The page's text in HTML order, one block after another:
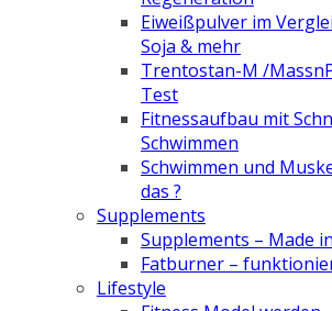
Eiweißpulver im
Soja & mehr
Trentostan-M /
Test
Fitnessaufbau mit
Schwimmen
Schwimmen und
das ?
Supplements
Supplements – Made
Fatburner –
Lifestyle